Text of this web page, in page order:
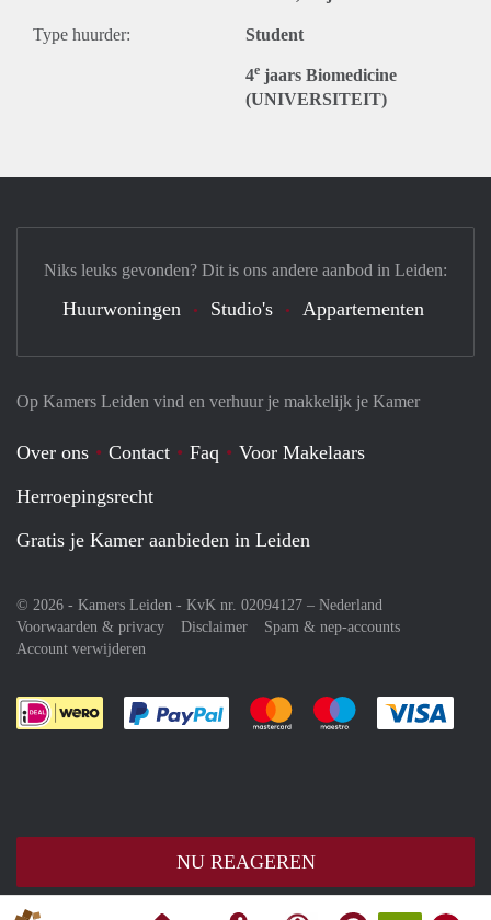
Type huurder: Student
4e jaars Biomedicine
(UNIVERSITEIT)
NU REAGEREN
Op Kamers Leiden vind en verhuur je makkelijk je Kamer
Over ons Contact Faq
Voor Makelaars
Herroepingsrecht
Gratis je Kamer aanbieden in Leiden
© 2026 - Kamers Leiden - KvK nr. 02094127 – Nederland
Voorwaarden & privacy
Disclaimer
Spam & nep-accounts
Account verwijderen
Je rekent gemakkelijk af met Paypal
Je rekent gemakkelijk af met
Je rekent
Niks leuks gevonden? Dit is ons andere aanbod in Leiden:
Huurwoningen Studio's Appartementen